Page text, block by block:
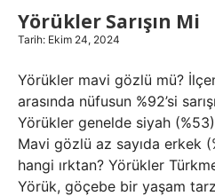
Yörükler Sarışın Mi
Tarih: Ekim 24, 2024
Yörükler mavi gözlü mü?
arasında nüfusun %92’si
Yörükler genelde siyah
Mavi gözlü az sayıda erkek
hangi ırktan? Yörükler
Yörük, göçebe bir yaşam